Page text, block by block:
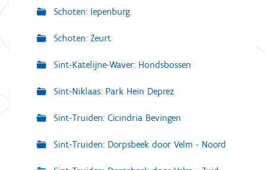
Schoten: Iepenburg
Schoten: Zeurt
Sint-Katelijne-Waver: Hondsbossen
Sint-Niklaas: Park Hein Deprez
Sint-Truiden: Cicindria Bevingen
Sint-Truiden: Dorpsbeek door Velm - Noord